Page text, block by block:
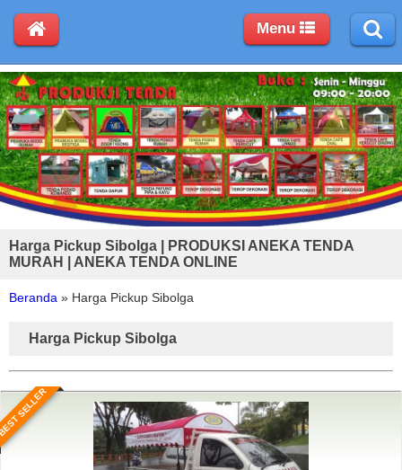
Harga Pickup Sibolga | PRODUKSI ANEKA TENDA
MURAH | ANEKA TENDA ONLINE
Beranda » Harga Pickup Sibolga
Harga Pickup Sibolga
SELLER
Menu